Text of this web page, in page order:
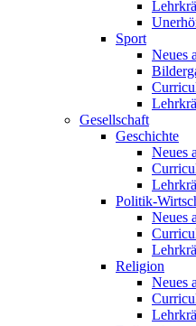
Sport
Neues
Gesellschaft
Geschichte
Neues
Politik-
Neues
Religion
Neues